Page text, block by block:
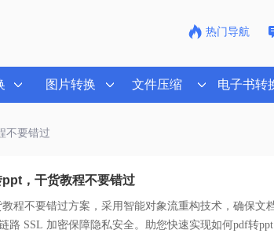
热门导航
图片转换 文件压缩 电子书转
不要错过
ppt，干货教程不要错过
程不要错过方案，采用智能对象流重构技术，确保文
支持一键批量处理， 全链路 SSL 加密保障隐私安全。助您快速实现如何pdf转